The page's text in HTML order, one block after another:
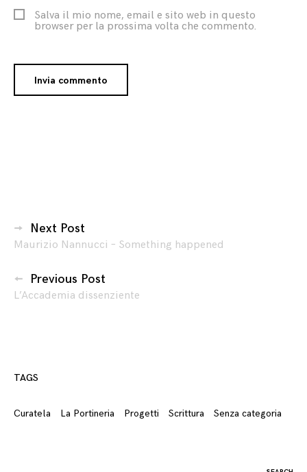
Salva il mio nome, email e sito web in questo
browser per la prossima volta che commento.
Navigazione
articoli
Next Post
Maurizio Nannucci – Something happened
Previous Post
L’Accademia dissenziente
TAGS
Curatela La Portineria Progetti Scrittura Senza categoria